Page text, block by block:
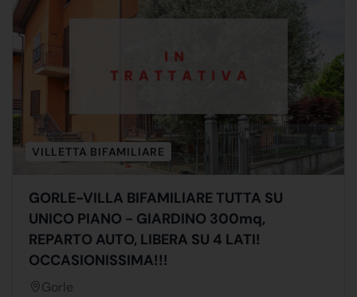
VILLETTA BIFAMILIARE
GORLE-VILLA BIFAMILIARE TUTTA SU
UNICO PIANO - GIARDINO 300mq,
REPARTO AUTO, LIBERA SU 4 LATI!
OCCASIONISSIMA!!!
Gorle